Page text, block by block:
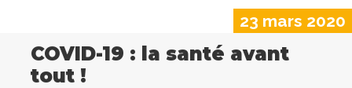
23 mars 2020
COVID-19 : la santé avant
tout !